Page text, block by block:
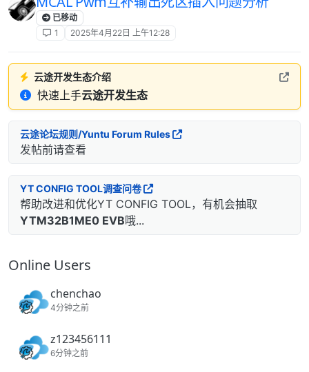
已移动
1
2025年4月22日 上午12:28
云途开发生态介绍
快速上手云途开发生态
云途论坛规则/Yuntu Forum Rules
发帖前请查看
YT CONFIG TOOL调查问卷
帮助改进和优化YT CONFIG TOOL，有机会抽取
YTM32B1ME0 EVB哦...
Online Users
chenchao
4分钟之前
z123456111
6分钟之前